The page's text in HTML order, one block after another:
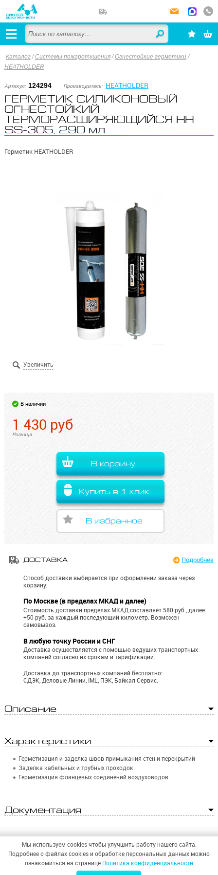
Каталог/Системы пожаротушения /Огнестойкие герметики /
HEATHOLDER
Артикул: 124294 Производитель: HEATHOLDER
ГЕРМЕТИК СИЛИКОНОВЫЙ
ОГНЕСТОЙКИЙ
ТЕРМОРАСШИРЯЮЩИЙСЯ HH
SS-305, 290 мл
Герметик HEATHOLDER
В наличии
1 430 руб
Розница
В корзину
Купить в 1 клик
В избранное
ДОСТАВКА Подробнее
Способ доставки выбирается при оформлении заказа через
корзину.
По Москве (в пределах МКАД и далее)
Стоимость доставки пределах МКАД составляет 580 руб., далее
+50 руб. за каждый последующий километр. Возможен
самовывоз.
В любую точку России и СНГ
Доставка осуществляется с помощью ведущих транспортных
компаний согласно их срокам и тарификации.
Доставка до транспортных компаний бесплатно:
СДЭК, Деловые Линии, IML, ПЭК, Байкал Сервис.
Описание
Характеристики
Герметизация и заделка швов примыкания стен и перекрытий
Заделка кабельных и трубных проходок
Герметизация фланцевых соединений воздуховодов
Документация
Мы используем cookies чтобы улучшить работу нашего сайта.
Подробнее о файлах cookies и обработке персональных данных можно
ознакомиться на странице Политика конфиденциальности